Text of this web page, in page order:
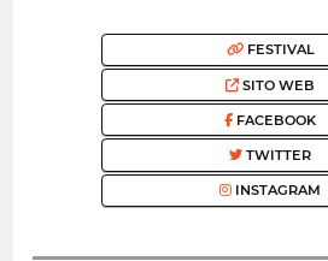
FESTIVAL
SITO WEB
FACEBOOK
TWITTER
INSTAGRAM